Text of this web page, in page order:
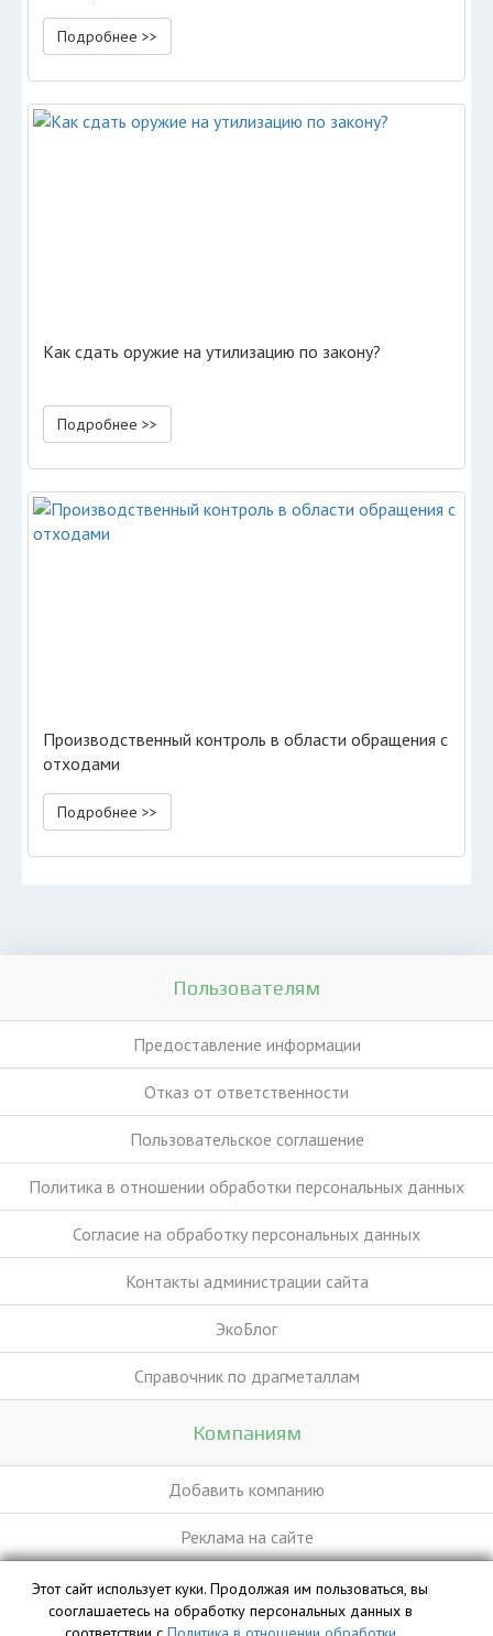
Подробнее >>
Как сдать оружие на утилизацию по закону?
Подробнее >>
Производственный контроль в области обращения с
отходами
Подробнее >>
Пользователям
Предоставление информации
Отказ от ответственности
Пользовательское соглашение
Политика в отношении обработки персональных данных
Согласие на обработку персональных данных
Контакты администрации сайта
ЭкоБлог
Справочник по драгметаллам
Компаниям
Добавить компанию
Реклама на сайте
База данных сайта vyvoz.org является интеллектуальной
собственностью ООО «Профит» и охраняется законом.
Этот сайт использует куки. Продолжая им пользоваться, вы
сооглашаетесь на обработку персональных данных в